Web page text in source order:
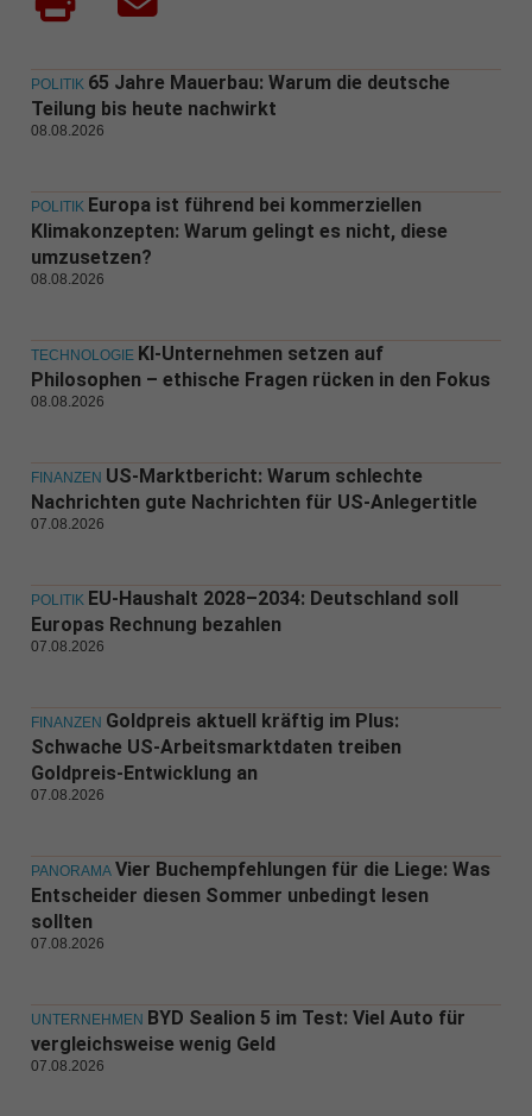
POLITIK 65 Jahre Mauerbau: Warum die deutsche
Teilung bis heute nachwirkt
08.08.2026
POLITIK Europa ist führend bei kommerziellen
Klimakonzepten: Warum gelingt es nicht, diese
umzusetzen?
08.08.2026
TECHNOLOGIE KI-Unternehmen setzen auf
Philosophen – ethische Fragen rücken in den Fokus
08.08.2026
FINANZEN US-Marktbericht: Warum schlechte
Nachrichten gute Nachrichten für US-Anlegertitle
07.08.2026
POLITIK EU-Haushalt 2028–2034: Deutschland soll
Europas Rechnung bezahlen
07.08.2026
FINANZEN Goldpreis aktuell kräftig im Plus:
Schwache US-Arbeitsmarktdaten treiben
Goldpreis-Entwicklung an
07.08.2026
PANORAMA Vier Buchempfehlungen für die Liege: Was
Entscheider diesen Sommer unbedingt lesen
sollten
07.08.2026
UNTERNEHMEN BYD Sealion 5 im Test: Viel Auto für
vergleichsweise wenig Geld
07.08.2026